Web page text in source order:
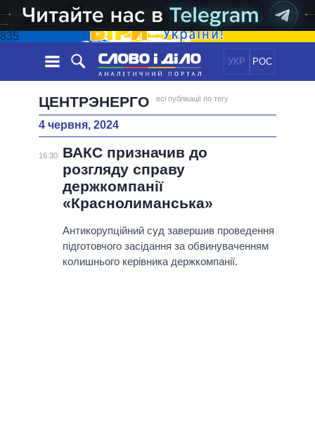
835
УКР РОС
НОВИНИ
СТРІЧКА
ПОДІЇ
СТАТТІ
ДУМКИ
ОГЛЯДИ
ДАЙДЖЕСТИ
ЕКОНОМІКА
СУСПІЛЬСТВО
ПОЛIТИКИ
УСІ ПОЛІТИКИ
ПРЕЗИДЕНТ І ОФІС
ВЕРХОВНА РАДА
КАБІНЕТ МІНІСТРІВ
ІНФОГРАФІКА
ВІДЕО
ПІДТРИМАТИ
ЦЕНТРЭНЕРГО всі публікації по тегу
4 червня, 2024
16:30
ВАКС призначив до
розгляду справу
держкомпанії
«Краснолиманська»
Антикорупційний суд завершив проведення
підготовчого засідання за обвинуваченням
колишнього керівника держкомпанії.